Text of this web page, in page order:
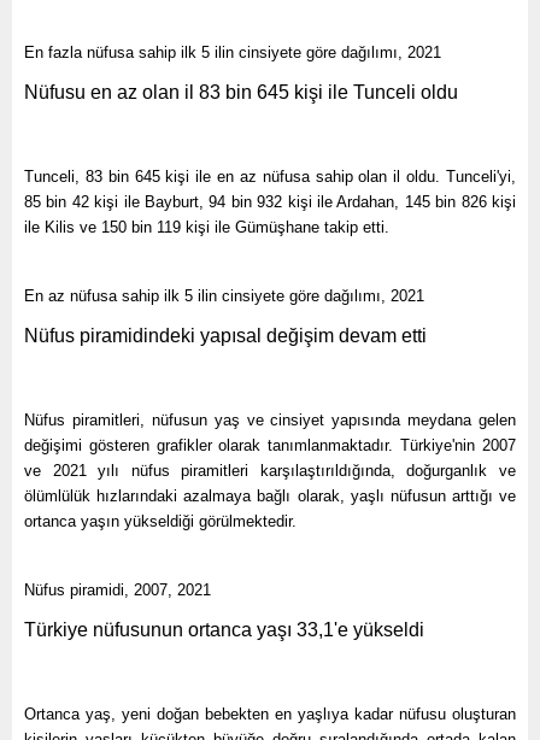
En fazla nüfusa sahip ilk 5 ilin cinsiyete göre dağılımı, 2021
Nüfusu en az olan il 83 bin 645 kişi ile Tunceli oldu
Tunceli, 83 bin 645 kişi ile en az nüfusa sahip olan il oldu. Tunceli'yi,
85 bin 42 kişi ile Bayburt, 94 bin 932 kişi ile Ardahan, 145 bin 826 kişi
ile Kilis ve 150 bin 119 kişi ile Gümüşhane takip etti.
En az nüfusa sahip ilk 5 ilin cinsiyete göre dağılımı, 2021
Nüfus piramidindeki yapısal değişim devam etti
Nüfus piramitleri, nüfusun yaş ve cinsiyet yapısında meydana gelen
değişimi gösteren grafikler olarak tanımlanmaktadır. Türkiye'nin 2007
ve 2021 yılı nüfus piramitleri karşılaştırıldığında, doğurganlık ve
ölümlülük hızlarındaki azalmaya bağlı olarak, yaşlı nüfusun arttığı ve
ortanca yaşın yükseldiği görülmektedir.
Nüfus piramidi, 2007, 2021
Türkiye nüfusunun ortanca yaşı 33,1'e yükseldi
Ortanca yaş, yeni doğan bebekten en yaşlıya kadar nüfusu oluşturan